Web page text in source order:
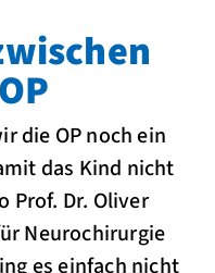
die OP noch ein
das Kind nicht
Prof. Dr. Oliver
Neurochirurgie
es einfach nicht